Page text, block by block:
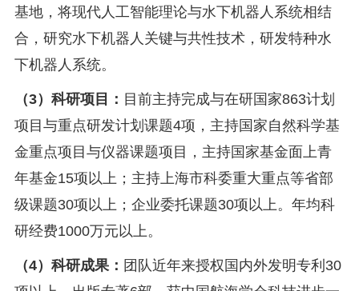
基地，将现代人工智能理论与水下机器人系统相结
合，研究水下机器人关键与共性技术，研发特种水
下机器人系统。
（3）科研项目： 目前主持完成与在研国家863计划
项目与重点研发计划课题4项，主持国家自然科学基
金重点项目与仪器课题项目，主持国家基金面上青
年基金15项以上；主持上海市科委重大重点等省部
级课题30项以上；企业委托课题30项以上。年均科
研经费1000万元以上。
（4）科研成果： 团队近年来授权国内外发明专利30